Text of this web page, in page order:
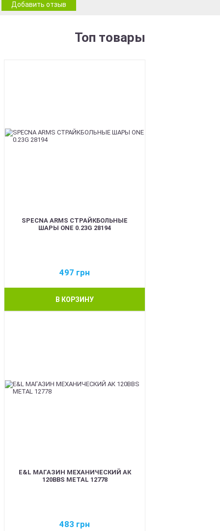
Добавить отзыв
Топ товары
SPECNA ARMS СТРАЙКБОЛЬНЫЕ
ШАРЫ ONE 0.23G 28194
497 грн
В КОРЗИНУ
E&L МАГАЗИН МЕХАНИЧЕСКИЙ АК
120BBS METAL 12778
483 грн